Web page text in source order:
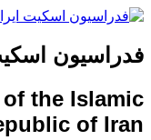
اسکیت
of the
Republic of